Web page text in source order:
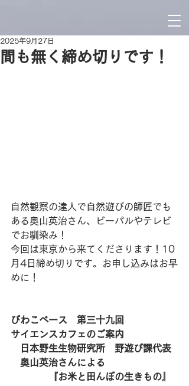
間も無く締め切りです！
2025年9月27日
自然観察の達人で自然遊びの師匠でも
ある奥山英治さん、ビーパルやテレビ
でお馴染み！
今回は東京から来てくださります！10
月4日締め切りです。お申し込みはお早
めに！
びわこベース　第三十九回
サイエンスカフェのご案内
日本野生生物研究所　野遊び課代表
奥山英治さんによる
『お米と田んぼの生きもの』